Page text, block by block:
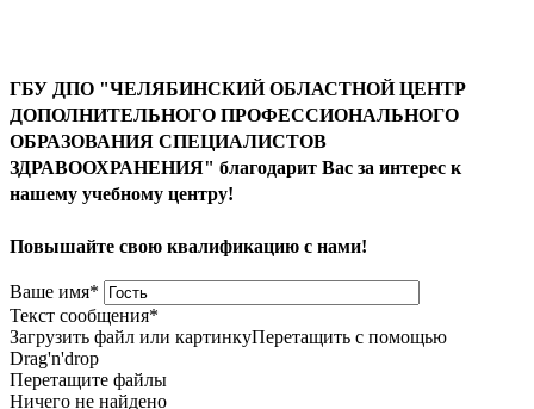
ГБУ ДПО "ЧЕЛЯБИНСКИЙ ОБЛАСТНОЙ ЦЕНТР
ДОПОЛНИТЕЛЬНОГО ПРОФЕССИОНАЛЬНОГО
ОБРАЗОВАНИЯ СПЕЦИАЛИСТОВ
ЗДРАВООХРАНЕНИЯ" благодарит Вас за интерес к
нашему учебному центру!
Повышайте свою квалификацию с нами!
Ваше имя*
Текст сообщения*
Загрузить файл или картинкуПеретащить с помощью
Drag'n'drop
Перетащите файлы
Ничего не найдено